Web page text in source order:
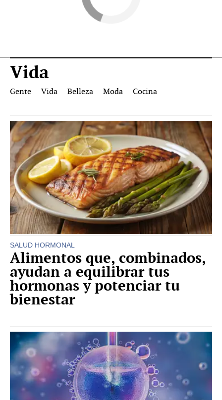
Vida
Gente Vida Belleza Moda Cocina
SALUD HORMONAL
Alimentos que, combinados,
ayudan a equilibrar tus
hormonas y potenciar tu
bienestar